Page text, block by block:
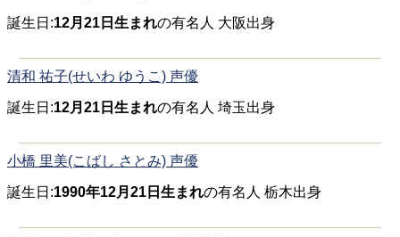
誕生日:12月21日生まれの有名人 大阪出身
清和 祐子(せいわ ゆうこ) 声優
誕生日:12月21日生まれの有名人 埼玉出身
小橋 里美(こばし さとみ) 声優
誕生日:1990年12月21日生まれの有名人 栃木出身